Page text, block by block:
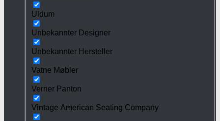
Uldum
Unbekannter Designer
Unbekannter Hersteller
Vatne Møbler
Verner Panton
Vintage American Seating Company